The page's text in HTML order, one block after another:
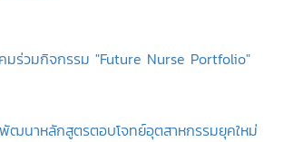
มร่วมกิจกรรม "Future Nurse Portfolio"
ฒนาหลักสูตรตอบโจทย์อุตสาหกรรมยุคใหม่